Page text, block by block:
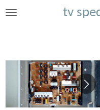
Ga
hoofdinhoud
tv